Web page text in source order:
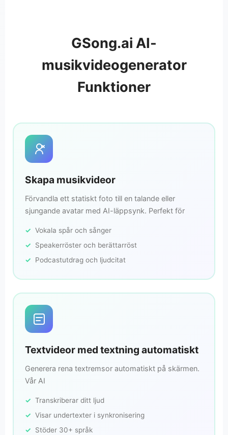
GSong.ai AI-
musikvideogenerator
Funktioner
Skapa musikvideor
Förvandla ett statiskt foto till en talande eller
sjungande avatar med AI-läppsynk. Perfekt för
Vokala spår och sånger
Speakerröster och berättarröst
Podcastutdrag och ljudcitat
Textvideor med textning automatiskt
Generera rena textremsor automatiskt på skärmen.
Vår AI
Transkriberar ditt ljud
Visar undertexter i synkronisering
Stöder 30+ språk